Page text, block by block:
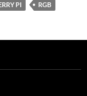
PI RGB